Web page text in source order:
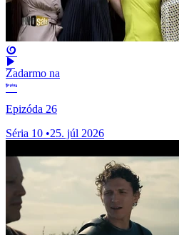
Zadarmo na
Epizóda 26
Séria 10 •25. júl 2026